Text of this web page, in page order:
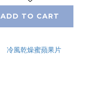
ADD TO CART